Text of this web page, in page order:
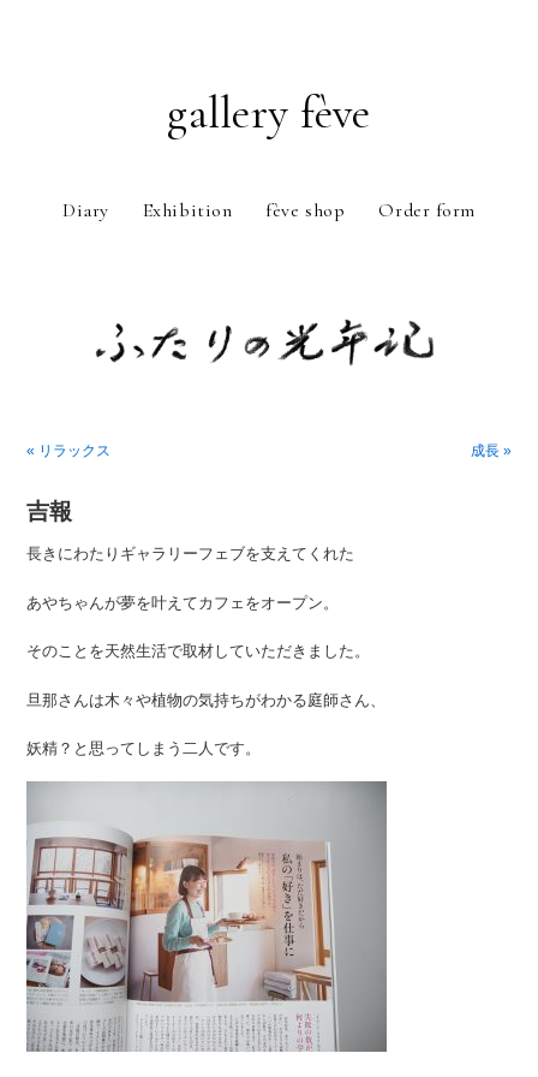
gallery fève
Diary Exhibition fève shop Order form
« リラックス
成長 »
吉報
長きにわたりギャラリーフェブを支えてくれた
あやちゃんが夢を叶えてカフェをオープン。
そのことを天然生活で取材していただきました。
旦那さんは木々や植物の気持ちがわかる庭師さん、
妖精？と思ってしまう二人です。